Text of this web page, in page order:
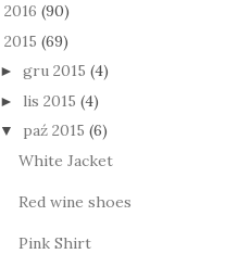
2016 (90)
2015 (69)
► gru 2015 (4)
► lis 2015 (4)
▼ paź 2015 (6)
White Jacket
Red wine shoes
Pink Shirt